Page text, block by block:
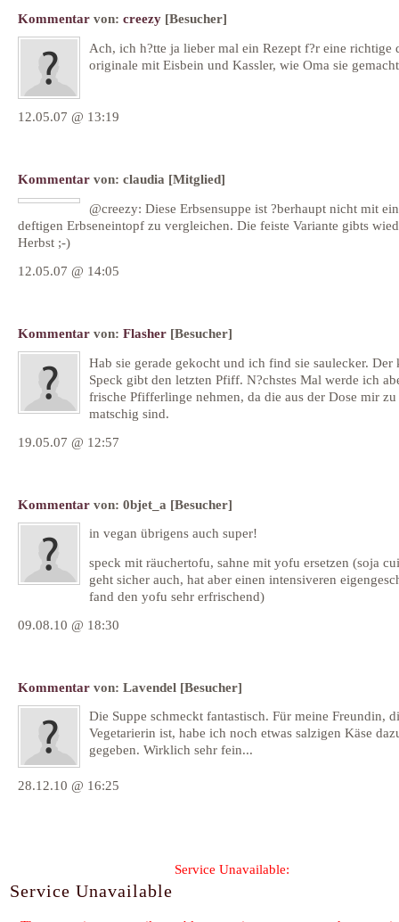
Kommentar von: creezy [Besucher]
Ach, ich h?tte ja lieber mal ein Rezept f?r eine richtige
originale mit Eisbein und Kassler, wie Oma sie
12.05.07 @ 13:19
Kommentar von: claudia [Mitglied]
@creezy: Diese Erbsensuppe ist ?berhaupt nicht mit
deftigen Erbseneintopf zu vergleichen. Die feiste Variante gibts
Herbst ;-)
12.05.07 @ 14:05
Kommentar von: Flasher [Besucher]
Hab sie gerade gekocht und ich find sie saulecker. Der
Speck gibt den letzten Pfiff. N?chstes Mal werde ich
frische Pfifferlinge nehmen, da die aus der Dose mir zu
matschig sind.
19.05.07 @ 12:57
Kommentar von: 0bjet_a [Besucher]
in vegan übrigens auch super!
speck mit räuchertofu, sahne mit yofu ersetzen (soja
geht sicher auch, hat aber einen intensiveren
fand den yofu sehr erfrischend)
09.08.10 @ 18:30
Kommentar von: Lavendel [Besucher]
Die Suppe schmeckt fantastisch. Für meine Freundin,
Vegetarierin ist, habe ich noch etwas salzigen Käse
gegeben. Wirklich sehr fein...
28.12.10 @ 16:25
Formular wird geladen...